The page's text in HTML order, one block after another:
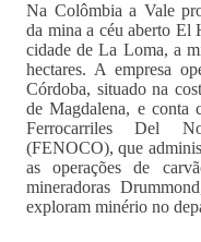
Na Colômbia a Vale
da mina a céu aberto El
cidade de La Loma, a
hectares. A empresa
Córdoba, situado na
de Magdalena, e conta
Ferrocarriles Del
(FENOCO), que
as operações de
mineradoras
exploram minério no